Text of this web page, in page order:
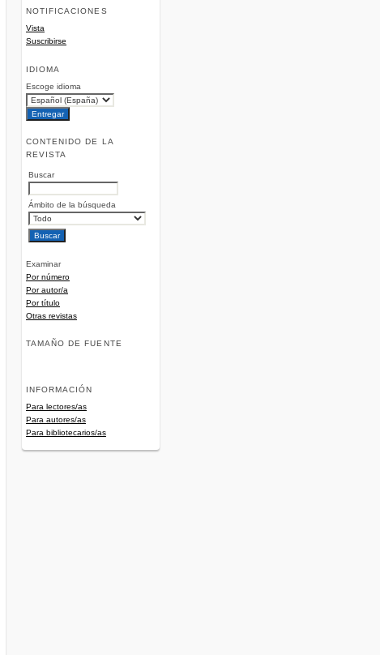
NOTIFICACIONES
Vista
Suscribirse
IDIOMA
Escoge idioma
CONTENIDO DE LA
REVISTA
Buscar
Ámbito de la búsqueda
Examinar
Por número
Por autor/a
Por título
Otras revistas
TAMAÑO DE FUENTE
INFORMACIÓN
Para lectores/as
Para autores/as
Para bibliotecarios/as